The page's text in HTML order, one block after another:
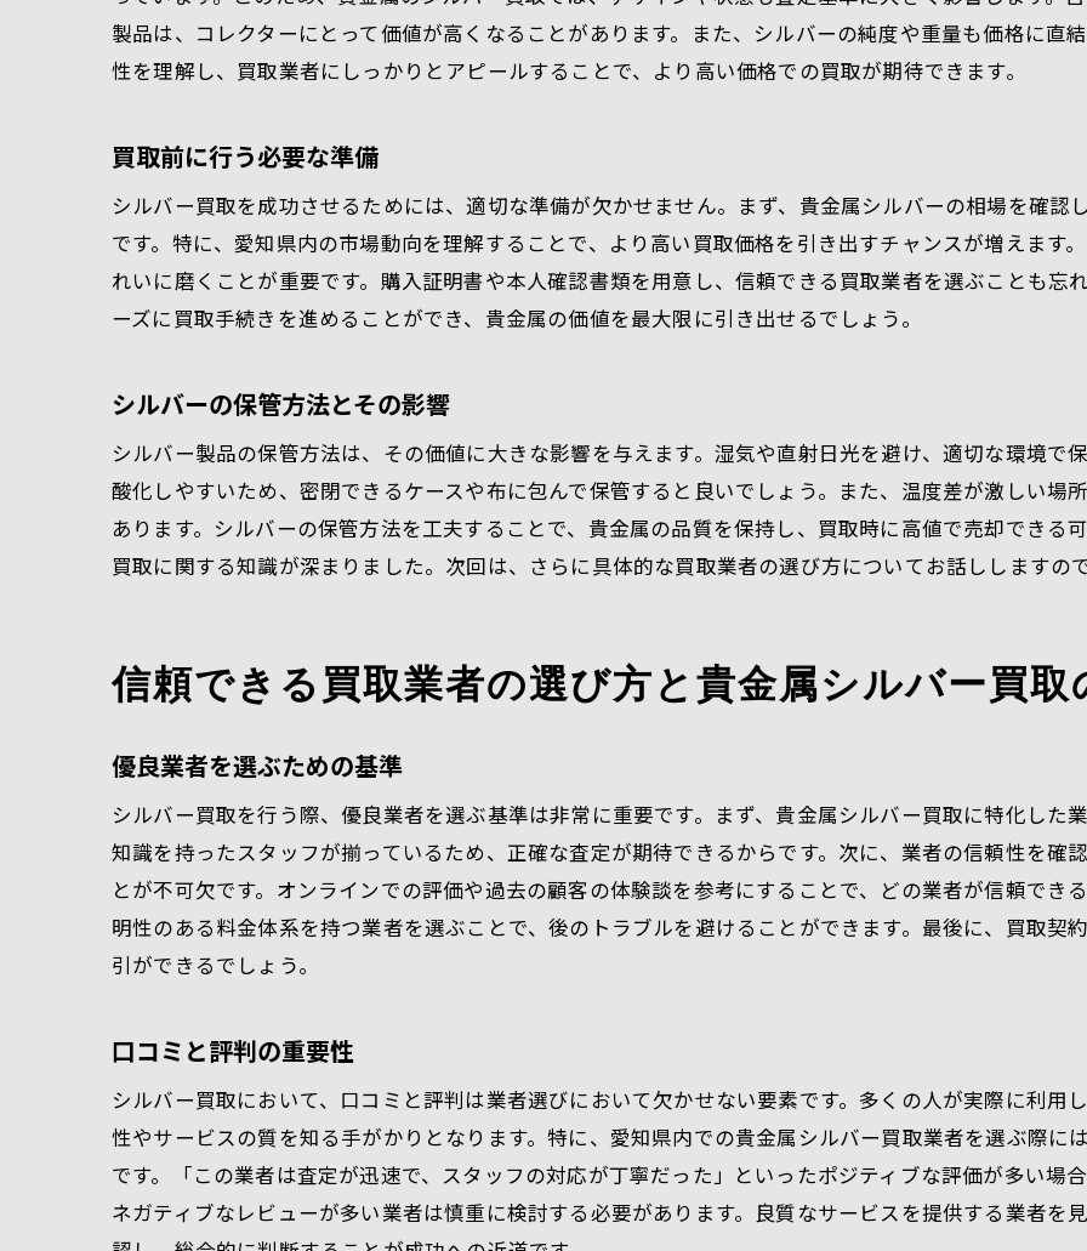
査定額の違いを理解する
個人情報の取り扱いに注意
アフターサポートの重要性
愛知で貴金属シルバー買取を活用した効率的な売却方法
売却効率を高める手法
愛知での買取をスムーズに行うために
保管から売却までの流れ
効率的な売却を実現するための連携
製品は、コレクターにとって価値が高くなることがあります。また、シルバーの純度や重量も価格に直
性を理解し、買取業者にしっかりとアピールすることで、より高い価格での買取が期待できます。
買取前に行う必要な準備
シルバー買取を成功させるためには、適切な準備が欠かせません。まず、貴金属シルバーの相場を確認
です。特に、愛知県内の市場動向を理解することで、より高い買取価格を引き出すチャンスが増えます
れいに磨くことが重要です。購入証明書や本人確認書類を用意し、信頼できる買取業者を選ぶことも忘
ーズに買取手続きを進めることができ、貴金属の価値を最大限に引き出せるでしょう。
シルバーの保管方法とその影響
シルバー製品の保管方法は、その価値に大きな影響を与えます。湿気や直射日光を避け、適切な環境で
酸化しやすいため、密閉できるケースや布に包んで保管すると良いでしょう。また、温度差が激しい場
あります。シルバーの保管方法を工夫することで、貴金属の品質を保持し、買取時に高値で売却できる
買取に関する知識が深まりました。次回は、さらに具体的な買取業者の選び方についてお話ししますの
信頼できる買取業者の選び方と貴金属シルバー買取
優良業者を選ぶための基準
シルバー買取を行う際、優良業者を選ぶ基準は非常に重要です。まず、貴金属シルバー買取に特化した
知識を持ったスタッフが揃っているため、正確な査定が期待できるからです。次に、業者の信頼性を確
とが不可欠です。オンラインでの評価や過去の顧客の体験談を参考にすることで、どの業者が信頼でき
明性のある料金体系を持つ業者を選ぶことで、後のトラブルを避けることができます。最後に、買取契
引ができるでしょう。
口コミと評判の重要性
シルバー買取において、口コミと評判は業者選びにおいて欠かせない要素です。多くの人が実際に利用
性やサービスの質を知る手がかりとなります。特に、愛知県内での貴金属シルバー買取業者を選ぶ際に
です。「この業者は査定が迅速で、スタッフの対応が丁寧だった」といったポジティブな評価が多い場
ネガティブなレビューが多い業者は慎重に検討する必要があります。良質なサービスを提供する業者を